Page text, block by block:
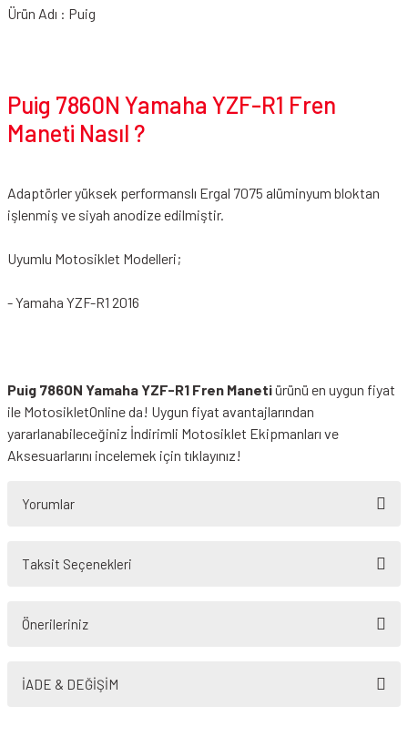
Ürün Adı : Puig
Puig 7860N Yamaha YZF-R1 Fren
Maneti Nasıl ?
Adaptörler yüksek performanslı Ergal 7075 alüminyum bloktan
işlenmiş ve siyah anodize edilmiştir.
Uyumlu Motosiklet Modelleri;
- Yamaha YZF-R1 2016
Puig 7860N Yamaha YZF-R1 Fren Manetiürünü en uygun fiyat
ile MotosikletOnline da! Uygun fiyat avantajlarından
yararlanabileceğiniz İndirimli Motosiklet Ekipmanları ve
Aksesuarlarını incelemek için tıklayınız!
Yorumlar
tahminimce şuan sadece burada var.
Taksit Seçenekleri
Önerileriniz
yetersiz gördüğünüz noktaları öneri formunu kullanarak tarafımıza
İADE & DEĞİŞİM